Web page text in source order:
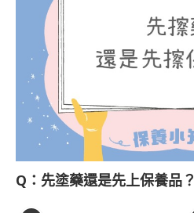
Q：先塗藥還是先上保養品？